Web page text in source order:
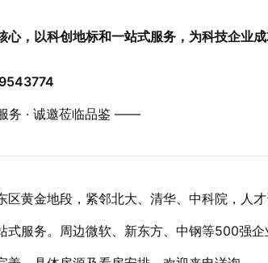
，以科创地标和一站式服务，为科技企业成
务 · 诚邀莅临品鉴 ——
区黄金地段，紧邻北大、清华、中科院，人
式服务。周边微软、新东方、中钢等500强